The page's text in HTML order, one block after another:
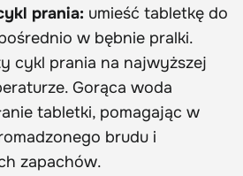
prania: umieść tabletkę do
w bębnie pralki.
cykl prania na najwyższej
Gorąca woda
tabletki, pomagając w
brudu i
zapachów.